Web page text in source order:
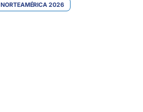
NORTEAMÉRICA 2026